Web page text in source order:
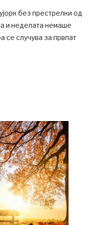
без престрелки од
и неделата немаше
се случува за првпат